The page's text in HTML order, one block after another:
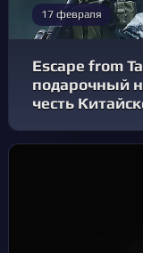
17 февраля
Escape from
подарочный
честь